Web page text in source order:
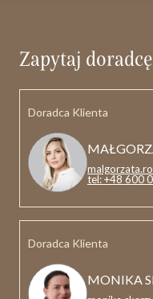
Zapytaj doradcę
Doradca Klienta
tel: +48 600
Doradca Klienta
MONIKA